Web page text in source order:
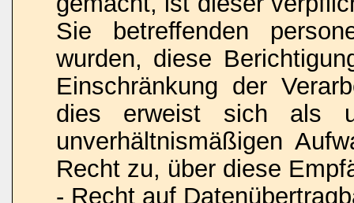
Sie betreffenden
wurden, diese
Einschränkung der
dies erweist sich als
unverhältnismäßigen
Recht zu, über diese
- Recht auf